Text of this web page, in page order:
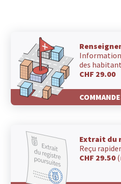
des
CHF 29.00
Extrait du
Reçu
CHF 29.50